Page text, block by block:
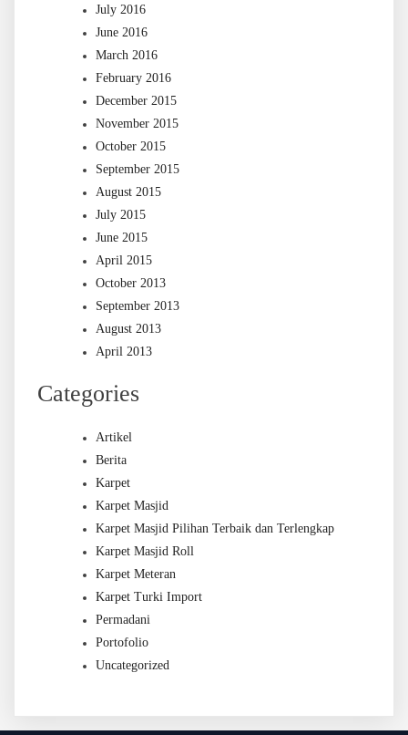
July 2016
June 2016
March 2016
February 2016
December 2015
November 2015
October 2015
September 2015
August 2015
July 2015
June 2015
April 2015
October 2013
September 2013
August 2013
April 2013
Categories
Artikel
Berita
Karpet
Karpet Masjid
Karpet Masjid Pilihan Terbaik dan Terlengkap
Karpet Masjid Roll
Karpet Meteran
Karpet Turki Import
Permadani
Portofolio
Uncategorized